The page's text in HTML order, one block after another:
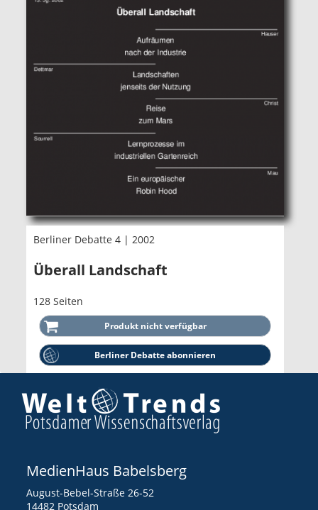
Berliner Debatte 4 | 2002
Überall Landschaft
128 Seiten
Berliner Debatte abonnieren
MedienHaus Babelsberg
August-Bebel-Straße 26-52
14482 Potsdam